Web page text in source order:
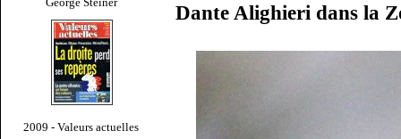
2009 - Valeurs actuelles
Dante Alighieri dans la